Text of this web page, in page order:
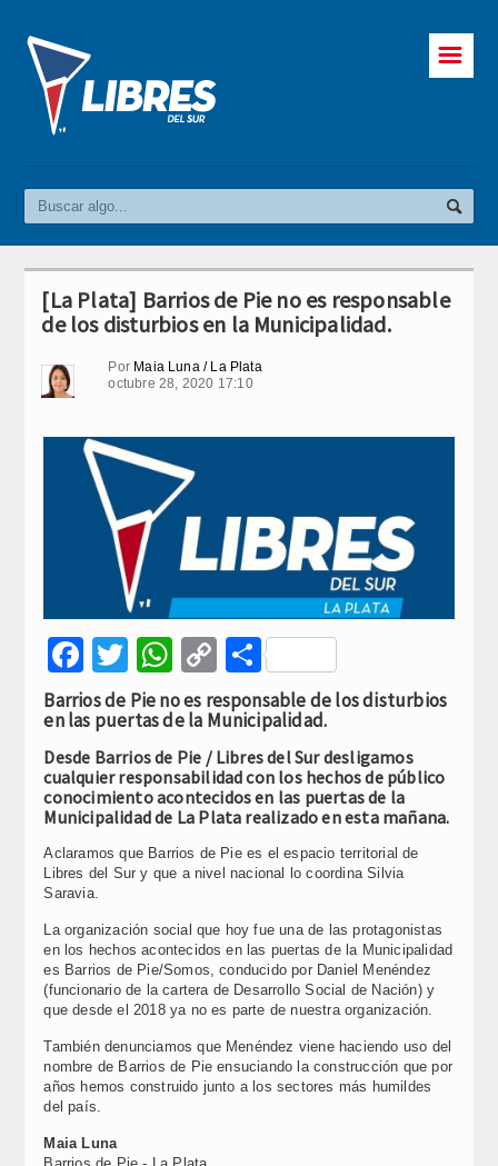
☰
[La Plata] Barrios de Pie no es responsable
de los disturbios en la Municipalidad.
Por Maia Luna / La Plata
octubre 28, 2020 17:10
Facebook
Twitter
WhatsApp
Copy
Link
Compartir
Barrios de Pie no es responsable de los disturbios
en las puertas de la Municipalidad.
Desde Barrios de Pie / Libres del Sur desligamos
cualquier responsabilidad con los hechos de público
conocimiento acontecidos en las puertas de la
Municipalidad de La Plata realizado en esta mañana.
Aclaramos que Barrios de Pie es el espacio territorial de
Libres del Sur y que a nivel nacional lo coordina Silvia
Saravia.
La organización social que hoy fue una de las protagonistas
en los hechos acontecidos en las puertas de la Municipalidad
es Barrios de Pie/Somos, conducido por Daniel Menéndez
(funcionario de la cartera de Desarrollo Social de Nación) y
que desde el 2018 ya no es parte de nuestra organización.
También denunciamos que Menéndez viene haciendo uso del
nombre de Barrios de Pie ensuciando la construcción que por
años hemos construido junto a los sectores más humildes
del país.
Maia Luna